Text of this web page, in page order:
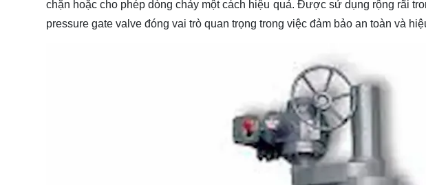
chặn hoặc cho phép dòng chảy một cách hiệu quả. Được sử dụng rộng rãi
pressure gate valve đóng vai trò quan trọng trong việc đảm bảo an toàn và